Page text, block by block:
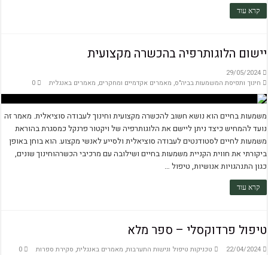
קרא עוד
יישום הלוגותרפיה בהכשרה מקצועית
29/05/2024
חינוך ותפיסת המשמעות בביה"ס, מאמרים אקדמיים ומחקרים, מאמרים באנגלית 0
משמעות בחיים הוא נושא חשוב להכשרה מקצועית וחינוך לעבודה סוציאלית. מאמר זה
נועד להמחיש כיצד ניתן ליישם את הלוגותרפיה של ויקטור פרנקל כמסגרת בהוראת
משמעות לחיים לסטודנטים לעבודה סוציאלית ולסייע לאנשי מקצוע. הוא בוחן באופן
ביקורתי את חווית הקניית משמעות בחיים ושילובה עם מרכיבי הכשרהוחינוך שונים,
כגון התנהגויות אנושיות, טיפול …
קרא עוד
טיפול פרדוקסלי – ספר מלא
22/04/2024 טכניקות טיפול וגישות התערבות, מאמרים באנגלית, סקירת ספרות 0